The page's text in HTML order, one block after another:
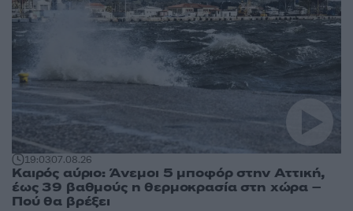
19:0307.08.26
Καιρός αύριο: Άνεμοι 5 μποφόρ στην Αττική,
έως 39 βαθμούς η θερμοκρασία στη χώρα –
Πού θα βρέξει